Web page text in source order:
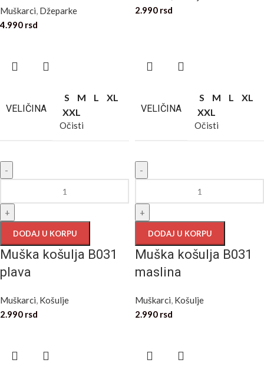
Muškarci, Džeparke
4.990 rsd
2.990 rsd
VELIČINA
S M L
XL
XXL
Očisti
-
+
DODAJ U KORPU
Muška košulja B031
plava
Muškarci, Košulje
2.990 rsd
VELIČINA
S M L
XL
XXL
Očisti
-
+
DODAJ U KORPU
Muška košulja B031
maslina
Muškarci, Košulje
2.990 rsd